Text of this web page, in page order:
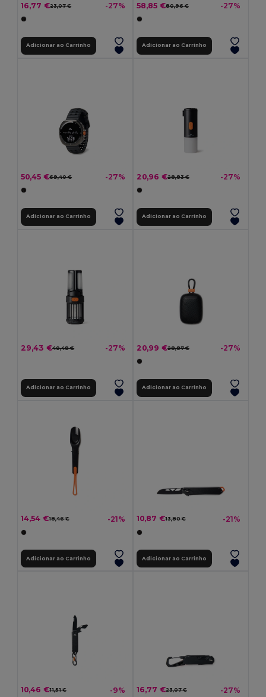
16,77 €23,07 € -27%
Adicionar ao Carrinho
58,85 €80,96 € -27%
Adicionar ao Carrinho
50,45 €69,40 € -27%
Adicionar ao Carrinho
20,96 €28,83 € -27%
Adicionar ao Carrinho
29,43 €40,48 € -27%
Adicionar ao Carrinho
20,99 €28,87 € -27%
Adicionar ao Carrinho
14,54 €18,46 € -21%
Adicionar ao Carrinho
10,87 €13,80 € -21%
Adicionar ao Carrinho
10,46 €11,51 € -9% 16,77 €23,07 € -27%